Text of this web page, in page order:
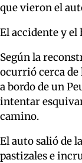
que vieron el
El accidente y el
Según la
ocurrió cerca de
a bordo de un
intentar
camino.
El auto salió de
pastizales e